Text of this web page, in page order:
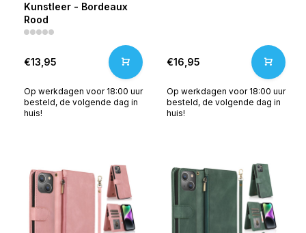
Kunstleer - Bordeaux
Rood
€13,95
Op werkdagen voor 18:00 uur
besteld, de volgende dag in
huis!
€16,95
Op werkdagen voor 18:00 uur
besteld, de volgende dag in
huis!